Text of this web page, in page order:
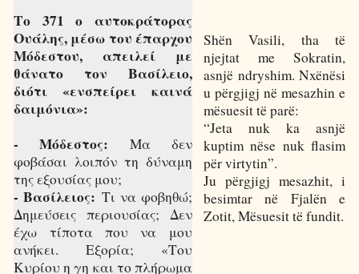
Το 371 ο αυτοκράτορας
Ουάλης, μέσω του έπαρχου
Μόδεστου, απειλεί με
θάνατο τον Βασίλειο,
διότι «ενσπείρει καινά
δαιμόνια»:
- Μόδεστος: Μα δεν
φοβάσαι λοιπόν τη δύναμη
της εξουσίας μου;
- Βασίλειος: Τι να φοβηθώ;
Δημεύσεις περιουσίας; Δεν
έχω τίποτα που να μου
ανήκει. Εξορία; «Του
Κυρίου η γη και το πλήρωμα
Shën Vasili, tha të
njejtat me Sokratin,
asnjë ndryshim. Nxënësi
u përgjigj në mesazhin e
mësuesit të parë:
“Jeta nuk ka asnjë
kuptim nëse nuk flasim
për virtytin”.
Ju përgjigj mesazhit, i
besimtar në Fjalën e
Zotit, Mësuesit të fundit.